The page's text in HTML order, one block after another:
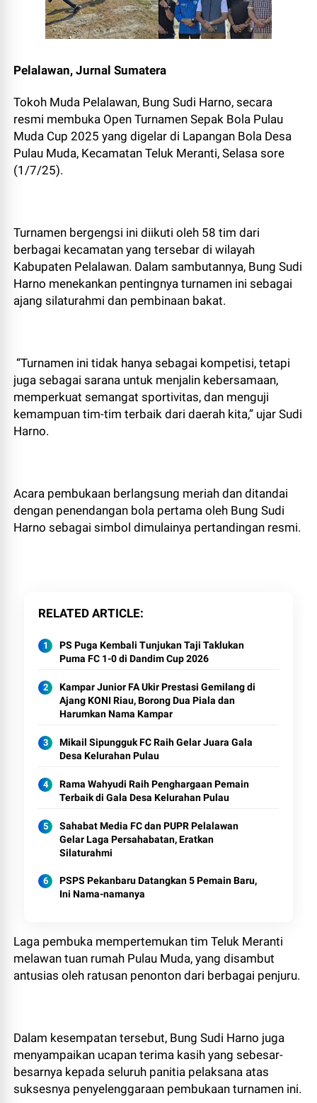
Pelalawan, Jurnal Sumatera
Tokoh Muda Pelalawan, Bung Sudi Harno, secara
resmi membuka Open Turnamen Sepak Bola Pulau
Muda Cup 2025 yang digelar di Lapangan Bola Desa
Pulau Muda, Kecamatan Teluk Meranti, Selasa sore
(1/7/25).
Turnamen bergengsi ini diikuti oleh 58 tim dari
berbagai kecamatan yang tersebar di wilayah
Kabupaten Pelalawan. Dalam sambutannya, Bung Sudi
Harno menekankan pentingnya turnamen ini sebagai
ajang silaturahmi dan pembinaan bakat.
“Turnamen ini tidak hanya sebagai kompetisi, tetapi
juga sebagai sarana untuk menjalin kebersamaan,
memperkuat semangat sportivitas, dan menguji
kemampuan tim-tim terbaik dari daerah kita,” ujar Sudi
Harno.
Acara pembukaan berlangsung meriah dan ditandai
dengan penendangan bola pertama oleh Bung Sudi
Harno sebagai simbol dimulainya pertandingan resmi.
RELATED ARTICLE
PS Puga Kembali Tunjukan Taji Taklukan
Puma FC 1-0 di Dandim Cup 2026
Kampar Junior FA Ukir Prestasi Gemilang di
Ajang KONI Riau, Borong Dua Piala dan
Harumkan Nama Kampar
Mikail Sipungguk FC Raih Gelar Juara Gala
Desa Kelurahan Pulau
Rama Wahyudi Raih Penghargaan Pemain
Terbaik di Gala Desa Kelurahan Pulau
Sahabat Media FC dan PUPR Pelalawan
Gelar Laga Persahabatan, Eratkan
Silaturahmi
PSPS Pekanbaru Datangkan 5 Pemain Baru,
Ini Nama-namanya
Laga pembuka mempertemukan tim Teluk Meranti
melawan tuan rumah Pulau Muda, yang disambut
antusias oleh ratusan penonton dari berbagai penjuru.
Dalam kesempatan tersebut, Bung Sudi Harno juga
menyampaikan ucapan terima kasih yang sebesar-
besarnya kepada seluruh panitia pelaksana atas
suksesnya penyelenggaraan pembukaan turnamen ini.